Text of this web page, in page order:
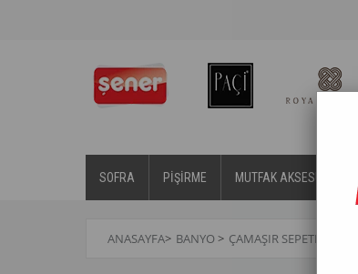
SOFRA PİŞİRME MUTFAK AKSESUARLARI
ANASAYFA> BANYO> ÇAMAŞIR SEPETLERI